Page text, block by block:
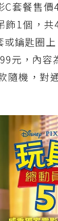
C套餐售
飾1個，
或鑰匙圈
元，內容
隨機，對